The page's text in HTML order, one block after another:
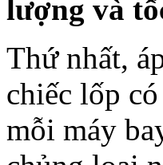
lượng và
Thứ nhất,
chiếc lốp
mỗi máy